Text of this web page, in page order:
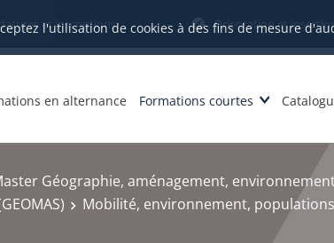
l'utilisation de cookies à des fins de mesure
et inscriptions Orientation et
en alternance Formations courtes
Géographie, aménagement,
Mobilité, environnement, populations